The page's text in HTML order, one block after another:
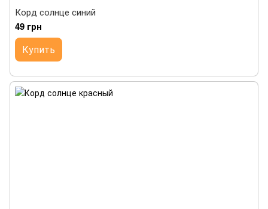
Корд солнце синий
49 грн
Купить